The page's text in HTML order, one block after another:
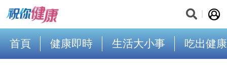
首頁 健康即時 生活大小事 吃出健康